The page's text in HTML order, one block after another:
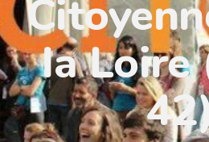
la Loire